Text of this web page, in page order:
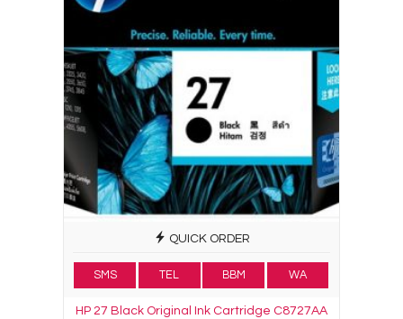
QUICK ORDER
SMS TEL BBM WA
HP 27 Black Original Ink Cartridge C8727AA